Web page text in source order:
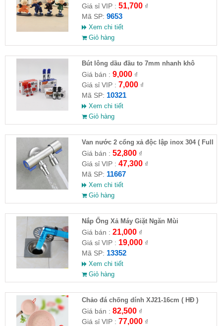
Giá sỉ VIP : 51,700₫
Mã SP: 9653
Xem chi tiết
Giỏ hàng
Bút lông dầu đầu to 7mm nhanh khô
Giá bán : 9,000₫
Giá sỉ VIP : 7,000₫
Mã SP: 10321
Xem chi tiết
Giỏ hàng
Van nước 2 cổng xả độc lập inox 304 ( Full
VAT )
Giá bán : 52,800₫
Giá sỉ VIP : 47,300₫
Mã SP: 11667
Xem chi tiết
Giỏ hàng
Nắp Ống Xả Máy Giặt Ngăn Mùi
Giá bán : 21,000₫
Giá sỉ VIP : 19,000₫
Mã SP: 13352
Xem chi tiết
Giỏ hàng
Chảo đá chống dính XJ21-16cm ( HĐ )
Giá bán : 82,500₫
Giá sỉ VIP : 77,000₫